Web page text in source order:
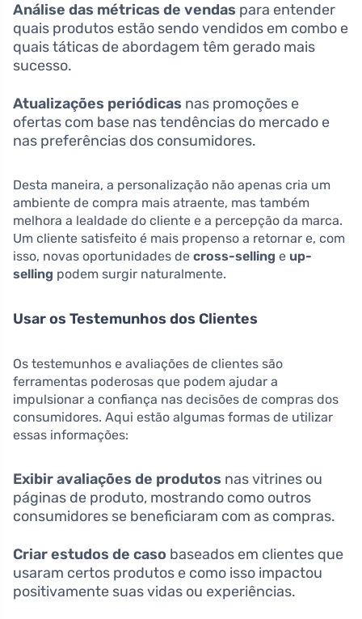
Análise das métricas de vendas para entender
quais produtos estão sendo vendidos em combo e
quais táticas de abordagem têm gerado mais
sucesso.
Atualizações periódicas nas promoções e
ofertas com base nas tendências do mercado e
nas preferências dos consumidores.
Desta maneira, a personalização não apenas cria um
ambiente de compra mais atraente, mas também
melhora a lealdade do cliente e a percepção da marca.
Um cliente satisfeito é mais propenso a retornar e, com
isso, novas oportunidades de cross-selling e up-
selling podem surgir naturalmente.
Usar os Testemunhos dos Clientes
Os testemunhos e avaliações de clientes são
ferramentas poderosas que podem ajudar a
impulsionar a confiança nas decisões de compras dos
consumidores. Aqui estão algumas formas de utilizar
essas informações:
Exibir avaliações de produtos nas vitrines ou
páginas de produto, mostrando como outros
consumidores se beneficiaram com as compras.
Criar estudos de caso baseados em clientes que
usaram certos produtos e como isso impactou
positivamente suas vidas ou experiências.